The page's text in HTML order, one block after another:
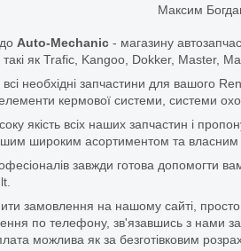
Максим
Auto-Mechanic - магазину
такі як Trafic, Kangoo, Dokker, Master,
необхідні запчастини для вашого
кермової системи, системи
якість всіх наших запчастин і
широким асортиментом та власним
завжди готова допомогти
замовлення на нашому сайті, просто
по телефону, зв'язавшись з нами
можлива як за безготівковим